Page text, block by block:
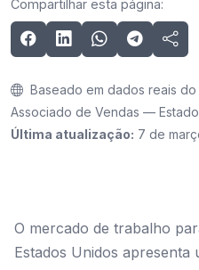
Compartilhar esta página:
Baseado em dados reais
Associado de Vendas —
Última atualização: 7 de
O mercado de trabalho
Estados Unidos